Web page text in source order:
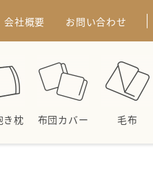
会社概要 お問い合わせ
き枕 布団カバー 毛布